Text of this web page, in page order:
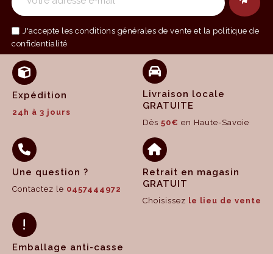
J'accepte les conditions générales de vente et la politique de
confidentialité
Expédition
24h à 3 jours
Livraison locale
GRATUITE
Dès 50€ en Haute-Savoie
Une question ?
Contactez le 0457444972
Retrait en magasin
GRATUIT
Choisissez le lieu de vente
Emballage anti-casse